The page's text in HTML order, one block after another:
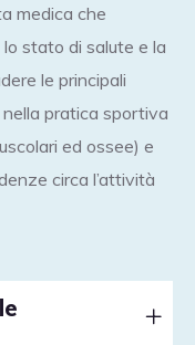
medica che
stato di salute e la
le principali
pratica sportiva
ed ossee) e
circa l’attività